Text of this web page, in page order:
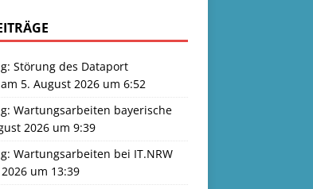
Störung des Dataport
5. August 2026 um 6:52
Wartungsarbeiten bayerische
2026 um 9:39
Wartungsarbeiten bei IT.NRW
um 13:39